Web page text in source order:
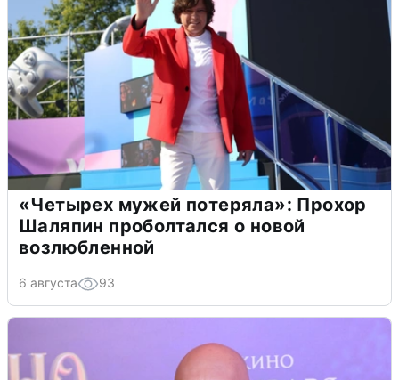
«Четырех мужей потеряла»: Прохор
Шаляпин проболтался о новой
возлюбленной
6 августа 93